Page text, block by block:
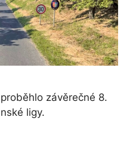
proběhlo závěrečné 8.
ligy.